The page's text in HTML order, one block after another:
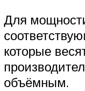
Для
которые
объёмным.